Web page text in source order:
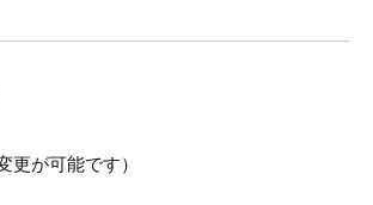
更が可能です）